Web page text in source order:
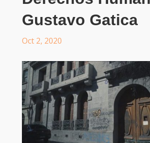
Gustavo Gatica
Oct 2, 2020